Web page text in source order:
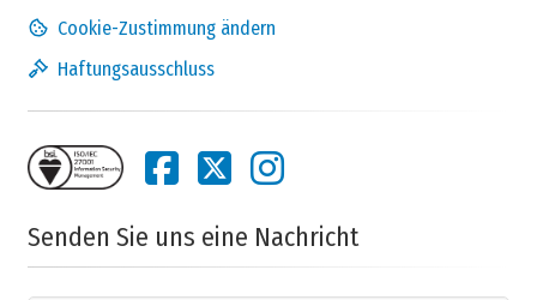
Cookie-Zustimmung ändern
Haftungsausschluss
Senden Sie uns eine Nachricht